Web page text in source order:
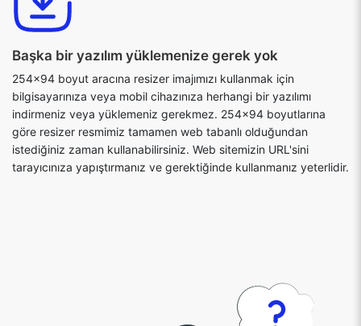
Başka bir yazılım yüklemenize gerek yok
254x94 boyut aracına resizer imajımızı kullanmak için
bilgisayarınıza veya mobil cihazınıza herhangi bir yazılımı
indirmeniz veya yüklemeniz gerekmez. 254x94 boyutlarına
göre resizer resmimiz tamamen web tabanlı olduğundan
istediğiniz zaman kullanabilirsiniz. Web sitemizin URL'sini
tarayıcınıza yapıştırmanız ve gerektiğinde kullanmanız yeterlidir.